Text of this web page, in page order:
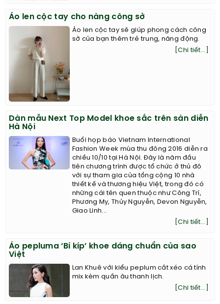
Áo len cộc tay cho nàng công sở
Áo len cộc tay sẽ giúp phong cách công
sở của bạn thêm trẻ trung, năng động.
[Chi tiết...]
Dàn mẫu Next Top Model khoe sắc trên sàn diễn
Hà Nội
Buổi họp báo Vietnam International
Fashion Week mùa thu đông 2016 diễn ra
chiều 10/10 tại Hà Nội. Đây là năm đầu
tiên chương trình được tổ chức ở thủ đô
với sự tham gia của tổng cộng 10 nhà
thiết kế và thương hiệu Việt, trong đó có
những cái tên quen thuộc như Công Trí,
Phương My, Thủy Nguyễn, Devon Nguyễn,
Giao Linh...
[Chi tiết...]
Áo pepluma ‘Bí kíp’ khoe dáng chuẩn của sao
Việt
Lan Khuê với kiểu peplum cắt xéo cá tính
mix kèm quần âu thanh lịch.
[Chi tiết...]